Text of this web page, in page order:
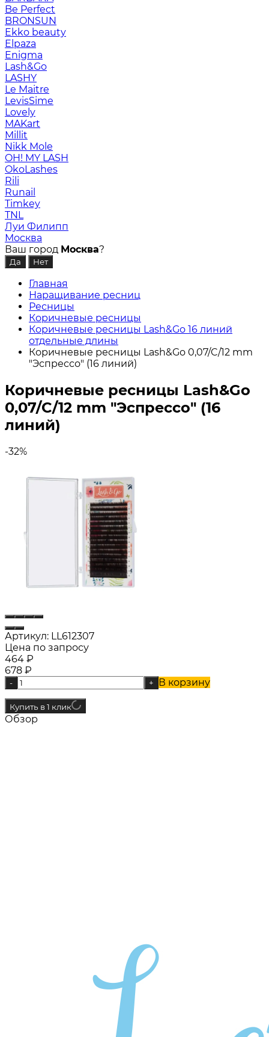
Be Perfect
BRONSUN
Ekko beauty
Elpaza
Enigma
Lash&Go
LASHY
Le Maitre
LevisSime
Lovely
MAKart
Millit
Nikk Mole
OH! MY LASH
OkoLashes
Rili
Runail
Timkey
TNL
Луи Филипп
Москва
Ваш город Москва?
Главная
Наращивание ресниц
Ресницы
Коричневые ресницы
Коричневые ресницы Lash&Go 16 линий
отдельные длины
Коричневые ресницы Lash&Go 0,07/C/12 mm
"Эспрессо" (16 линий)
Коричневые ресницы Lash&Go
0,07/C/12 mm "Эспрессо" (16
линий)
-32%
Артикул: LL612307
Цена по запросу
464 ₽
678 ₽
- + В корзину
Купить в 1 клик
Обзор